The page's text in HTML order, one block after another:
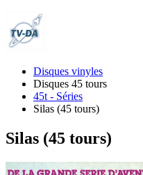
Disques vinyles
Disques 45 tours
45t - Séries
Silas (45 tours)
Silas (45 tours)